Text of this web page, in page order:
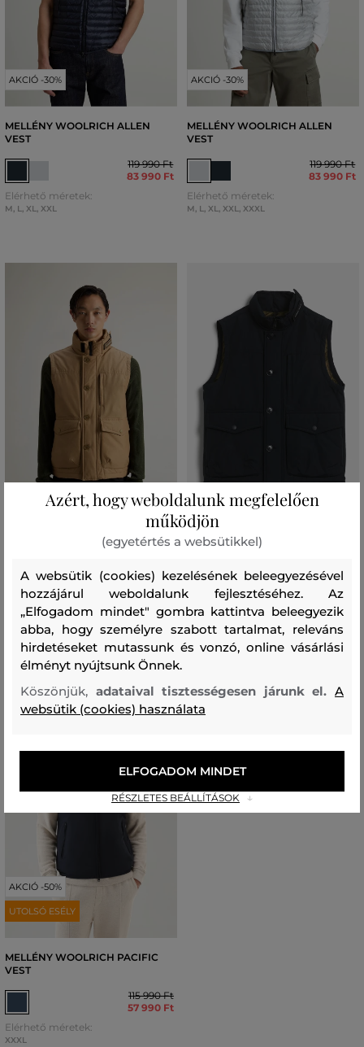
AKCIÓ -30%
MELLÉNY WOOLRICH ALLEN
VEST
119 990 Ft
83 990 Ft
Elérhető méretek:
M, L, XL, XXL
AKCIÓ -30%
MELLÉNY WOOLRICH ALLEN
VEST
119 990 Ft
83 990 Ft
Elérhető méretek:
M, L, XL, XXL, XXXL
AKCIÓ -50%
MELLÉNY WOOLRICH RAMAR
183 990 Ft
91 990 Ft
Elérhető méretek:
XL , XXXL
AKCIÓ -50%
MELLÉNY WOOLRICH RAMAR
183 990 Ft
91 990 Ft
Elérhető méretek:
M XL XXL XXXL
AKCIÓ -50%
UTOLSÓ ESÉLY
MELLÉNY WOOLRICH PACIFIC
VEST
115 990 Ft
57 990 Ft
Elérhető méretek:
XXXL
Azért, hogy weboldalunk megfelelően
működjön
(egyetértés a websütikkel)
A websütik (cookies) kezelésének beleegyezésével
hozzájárul weboldalunk fejlesztéséhez. Az
„Elfogadom mindet" gombra kattintva beleegyezik
abba, hogy személyre szabott tartalmat, releváns
hirdetéseket mutassunk és vonzó, online vásárlási
élményt nyújtsunk Önnek.
Köszönjük, adataival tisztességesen járunk el.A
websütik (cookies) használata
RÉSZLETES BEÁLLÍTÁSOK
ELFOGADOM MINDET